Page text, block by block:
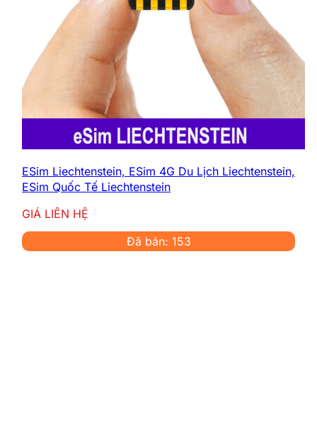
ESim Liechtenstein, ESim 4G Du Lịch Liechtenstein,
ESim Quốc Tế Liechtenstein
GIÁ LIÊN HỆ
Đã bán: 153